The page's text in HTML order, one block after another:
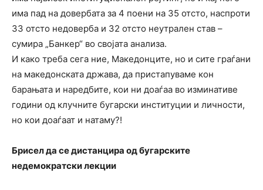
има пад на довербата за 4 поени на 35 отсто, наспроти
33 отсто недоверба и 32 отсто неутрален став –
сумира „Банкер“ во својата анализа.
И како треба сега ние, Македонците, но и сите граѓани
на македонската држава, да пристапуваме кон
барањата и наредбите, кои ни доаѓаа во изминативе
години од клучните бугарски институции и личности,
но кои доаѓаат и натаму?!
Брисел да се дистанцира од бугарските
недемократски лекции